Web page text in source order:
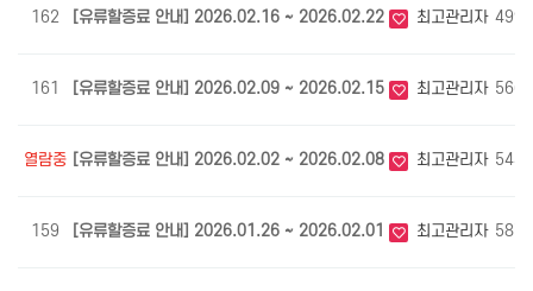
162 [유류할증료 안내] 2026.02.16 ~ 2026.02.22 최고관리자 499
161 [유류할증료 안내] 2026.02.09 ~ 2026.02.15 최고관리자 566
열람중 [유류할증료 안내] 2026.02.02 ~ 2026.02.08 최고관리자 543
159 [유류할증료 안내] 2026.01.26 ~ 2026.02.01 최고관리자 587